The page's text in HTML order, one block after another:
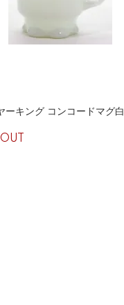
ーキング コンコードマグ白